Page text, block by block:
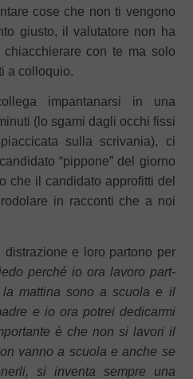
cose che non ti vengono
giusto, il valutatore non ha
con te ma solo
a colloquio.
impantanarsi in una
(lo sgami dagli occhi fissi
sulla scrivania), ci
“pippone” del giorno
che il candidato approfitti del
in racconti che a noi
e loro partono per
perché io ora lavoro part-
mattina sono a scuola e il
e io ora potrei dedicarmi
è che non si lavori il
vanno a scuola e anche se
si inventa sempre una